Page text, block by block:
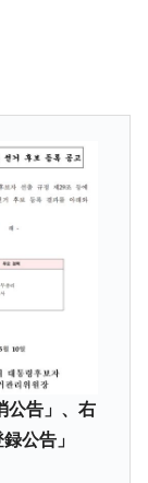
公告」、右
公告」